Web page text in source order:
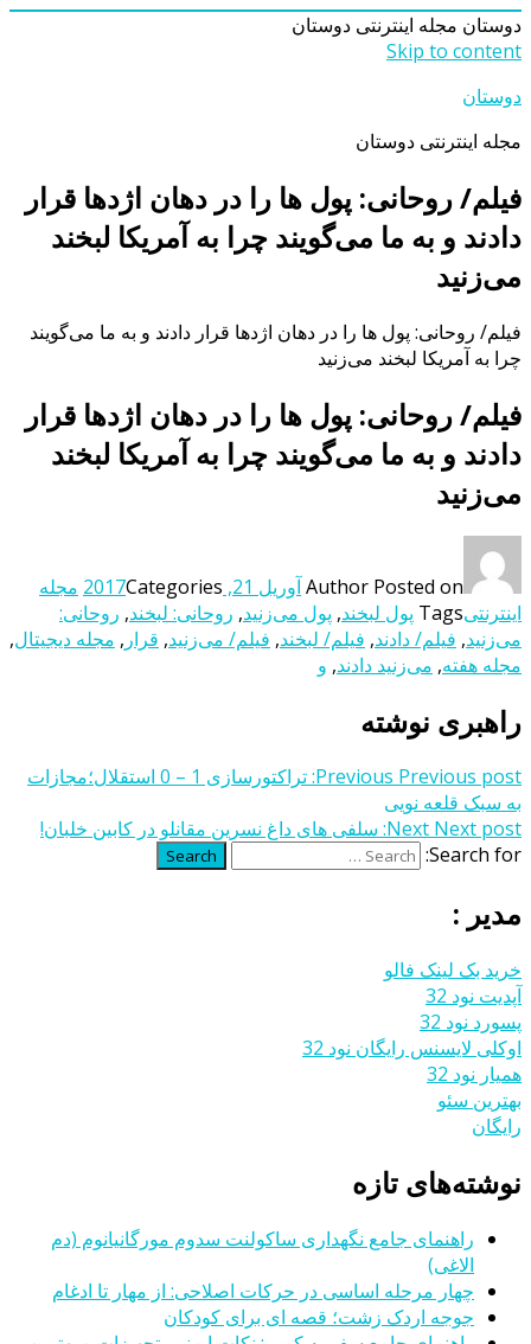
دوستان مجله اینترنتی دوستان
Skip to content
دوستان
مجله اینترنتی دوستان
فیلم/ روحانی: پول ها را در دهان اژدها قرار
دادند و به ما می‌گویند چرا به آمریکا لبخند
می‌زنید
فیلم/ روحانی: پول ها را در دهان اژدها قرار دادند و به ما می‌گویند
چرا به آمریکا لبخند می‌زنید
فیلم/ روحانی: پول ها را در دهان اژدها قرار
دادند و به ما می‌گویند چرا به آمریکا لبخند
می‌زنید
Author Posted on آوریل 21, 2017 Categories
مجله
اینترنتیTags پول لبخند, پول می‌زنید, روحانی: لبخند, روحانی:
می‌زنید, فیلم/ دادند, فیلم/ لبخند, فیلم/ می‌زنید, قرار , مجله دیجیتال,
مجله هفته, می‌زنید دادند, و
راهبری نوشته
Previous Previous post:
تراکتورسازی 1 – 0 استقلال؛مجازات
به سبک قلعه نویی
Next Next post:
سلفی های داغ نسرین مقانلو در کابین خلبان!
Search for:
Search
مدیر :
خرید بک لینک فالو
آپدیت نود 32
پسورد نود 32
اوکلی لایسنس رایگان نود 32
همیار نود 32
بهترین سئو
رایگان
نوشته‌های تازه
راهنمای جامع نگهداری ساکولنت سدوم مورگانیانوم (دم
الاغی)
چهار مرحله اساسی در حرکات اصلاحی: از مهار تا ادغام
جوجه اردک زشت؛ قصه ای برای کودکان